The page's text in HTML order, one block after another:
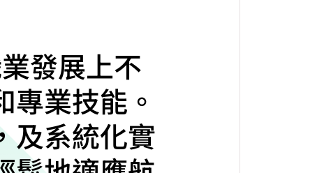
發展上不
專業技能。
及系統化實